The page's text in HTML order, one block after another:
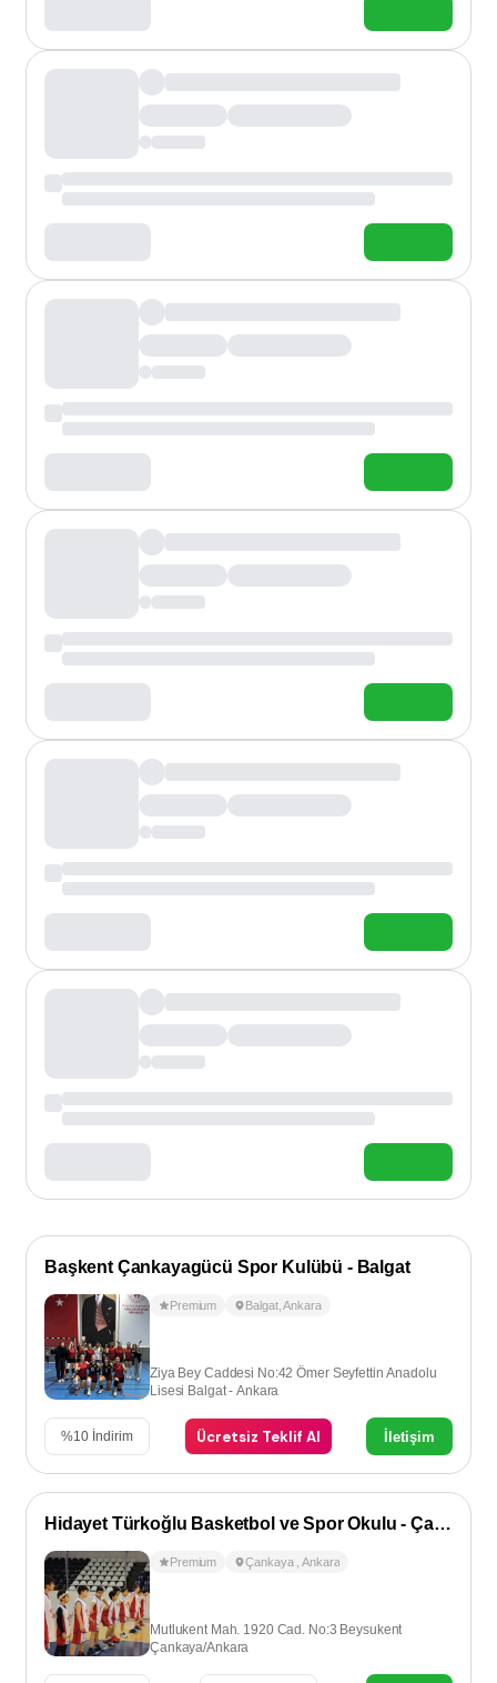
Başkent Çankayagücü Spor Kulübü - Balgat
Premium Balgat,Ankara
Ziya Bey Caddesi No:42 Ömer Seyfettin Anadolu
Lisesi Balgat - Ankara
%10 İndirim Ücretsiz Teklif Al İletişim
Hidayet Türkoğlu Basketbol ve Spor Okulu - Çankaya
Premium Çankaya ,Ankara
Mutlukent Mah. 1920 Cad. No:3 Beysukent
Çankaya/Ankara